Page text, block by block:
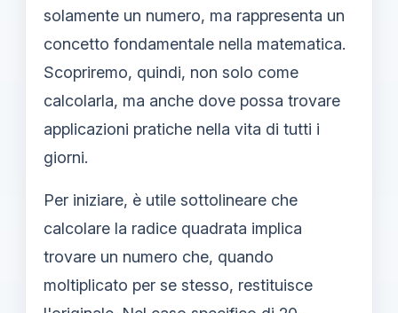
solamente un numero, ma rappresenta un
concetto fondamentale nella matematica.
Scopriremo, quindi, non solo come
calcolarla, ma anche dove possa trovare
applicazioni pratiche nella vita di tutti i
giorni.
Per iniziare, è utile sottolineare che
calcolare la radice quadrata implica
trovare un numero che, quando
moltiplicato per se stesso, restituisce